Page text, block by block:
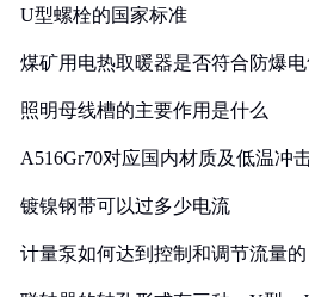
U型螺栓的国家标准
煤矿用电热取暖器是否符合防爆
照明母线槽的主要作用是什么
A516Gr70对应国内材质及低温冲
镀镍钢带可以过多少电流
计量泵如何达到控制和调节流量